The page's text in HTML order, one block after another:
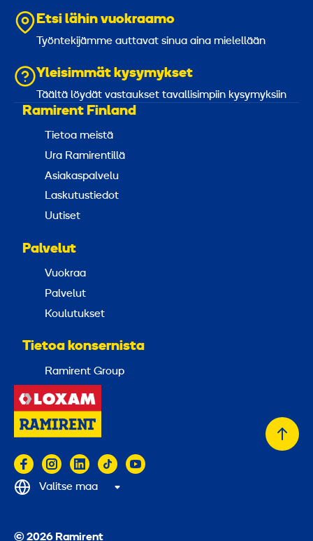
Etsi lähin vuokraamo
Työntekijämme auttavat sinua aina mielellään
Yleisimmät kysymykset
Täältä löydät vastaukset tavallisimpiin kysymyksiin
Ramirent Finland
Tietoa meistä
Ura Ramirentillä
Asiakaspalvelu
Laskutustiedot
Uutiset
Palvelut
Vuokraa
Palvelut
Koulutukset
Tietoa konsernista
Ramirent Group
© 2026 Ramirent
Valitse maa